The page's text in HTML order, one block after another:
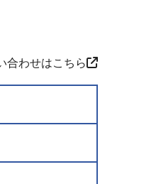
合わせはこちら